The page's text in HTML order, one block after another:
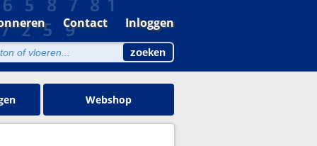
Contact Inloggen
Webshop